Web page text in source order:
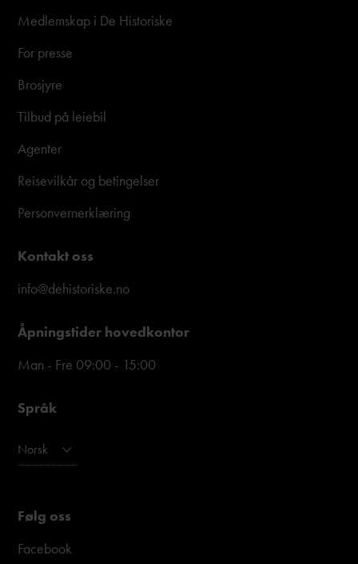
Medlemskap i De Historiske
For presse
Brosjyre
Tilbud på leiebil
Agenter
Reisevilkår og betingelser
Personvernerklæring
Kontakt oss
info@dehistoriske.no
Åpningstider hovedkontor
Man - Fre 09:00 - 15:00
Språk
Norsk
Følg oss
Facebook